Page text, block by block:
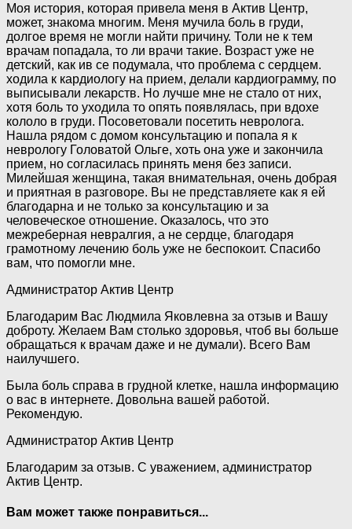
Моя история, которая привела меня в Актив Центр,
может, знакома многим. Меня мучила боль в груди,
долгое время не могли найти причину. Толи не к тем
врачам попадала, то ли врачи такие. Возраст уже не
детский, как ив се подумала, что проблема с сердцем.
ходила к кардиологу на прием, делали кардиограмму, по
выписывали лекарств. Но лучше мне не стало от них,
хотя боль то уходила то опять появлялась, при вдохе
кололо в груди. Посоветовали посетить невролога.
Нашла рядом с домом консультацию и попала я к
неврологу Головатой Ольге, хоть она уже и закончила
прием, но согласилась принять меня без записи.
Милейшая женщина, такая внимательная, очень добрая
и приятная в разговоре. Вы не представляете как я ей
благодарна и не только за консультацию и за
человеческое отношение. Оказалось, что это
межреберная невралгия, а не сердце, благодаря
грамотному лечению боль уже не беспокоит. Спасибо
вам, что помогли мне.
Администратор Актив Центр
Благодарим Вас Людмила Яковлевна за отзыв и Вашу
доброту. Желаем Вам столько здоровья, чтоб вы больше
обращаться к врачам даже и не думали). Всего Вам
наилучшего.
Была боль справа в грудной клетке, нашла информацию
о вас в интернете. Довольна вашей работой.
Рекомендую.
Администратор Актив Центр
Благодарим за отзыв. С уважением, администратор
Актив Центр.
Вам может также понравиться...